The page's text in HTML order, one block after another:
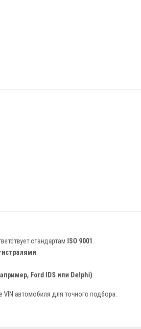
стандартам ISO 9001 .
.
Ford IDS или Delphi).
VIN автомобиля для точного подбора.